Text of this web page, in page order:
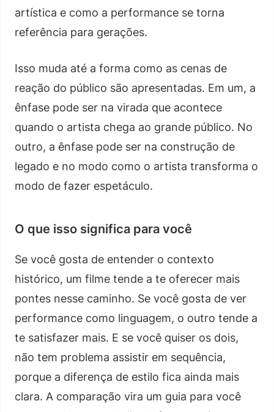
artística e como a performance se torna
referência para gerações.
Isso muda até a forma como as cenas de
reação do público são apresentadas. Em um, a
ênfase pode ser na virada que acontece
quando o artista chega ao grande público. No
outro, a ênfase pode ser na construção de
legado e no modo como o artista transforma o
modo de fazer espetáculo.
O que isso significa para você
Se você gosta de entender o contexto
histórico, um filme tende a te oferecer mais
pontes nesse caminho. Se você gosta de ver
performance como linguagem, o outro tende a
te satisfazer mais. E se você quiser os dois,
não tem problema assistir em sequência,
porque a diferença de estilo fica ainda mais
clara. A comparação vira um guia para você